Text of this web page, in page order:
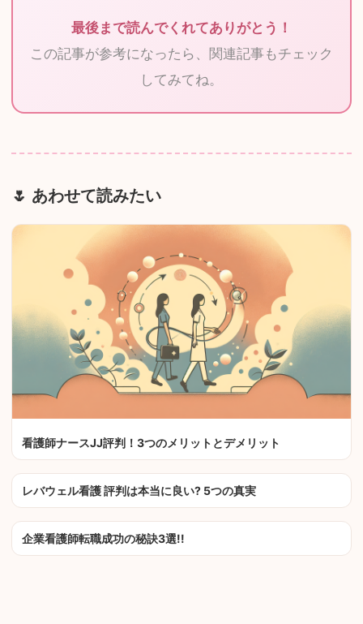
最後まで読んでくれてありがとう！
この記事が参考になったら、関連記事もチェック
してみてね。
あわせて読みたい
看護師ナースJJ評判！3つのメリットとデメリット
レバウェル看護 評判は本当に良い? 5つの真実
企業看護師転職成功の秘訣3選!!